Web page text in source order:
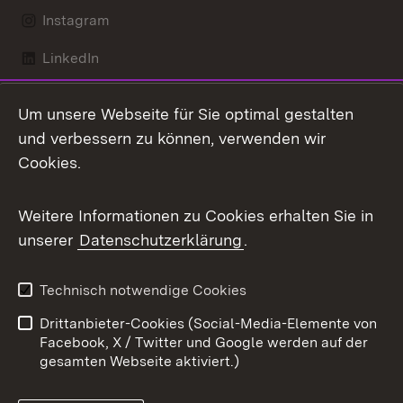
Instagram
LinkedIn
X / Twitter
Youtube
Kontakt
Datenschutz
Barrierefreiheit
Impressum
Cookies
Um unsere Webseite für Sie optimal gestalten
und verbessern zu können, verwenden wir
Cookies.
Weitere Informationen zu Cookies erhalten Sie in
unserer Datenschutzerklärung.
Technisch notwendige Cookies
Drittanbieter-Cookies (Social-Media-Elemente von
Facebook, X / Twitter und Google werden auf der
gesamten Webseite aktiviert.)